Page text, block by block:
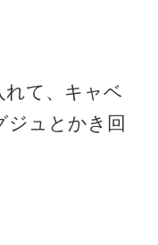
れて、キャベ
ジュとかき回